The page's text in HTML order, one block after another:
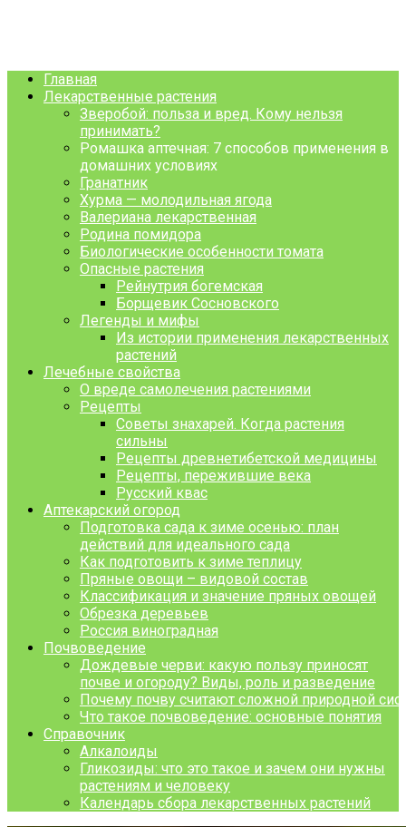
Главная
Лекарственные растения
Зверобой: польза и вред. Кому нельзя
принимать?
Ромашка аптечная: 7 способов применения в
домашних условиях
Гранатник
Хурма — молодильная ягода
Валериана лекарственная
Родина помидора
Биологические особенности томата
Опасные растения
Рейнутрия богемская
Борщевик Сосновского
Легенды и мифы
Из истории применения лекарственных
растений
Лечебные свойства
О вреде самолечения растениями
Рецепты
Советы знахарей. Когда растения
сильны
Рецепты древнетибетской медицины
Рецепты, пережившие века
Русский квас
Аптекарский огород
Подготовка сада к зиме осенью: план
действий для идеального сада
Как подготовить к зиме теплицу
Пряные овощи – видовой состав
Классификация и значение пряных овощей
Обрезка деревьев
Россия виноградная
Почвоведение
Дождевые черви: какую пользу приносят
почве и огороду? Виды, роль и разведение
Почему почву считают сложной природной
Что такое почвоведение: основные понятия
Справочник
Алкалоиды
Гликозиды: что это такое и зачем они нужны
растениям и человеку
Календарь сбора лекарственных растений